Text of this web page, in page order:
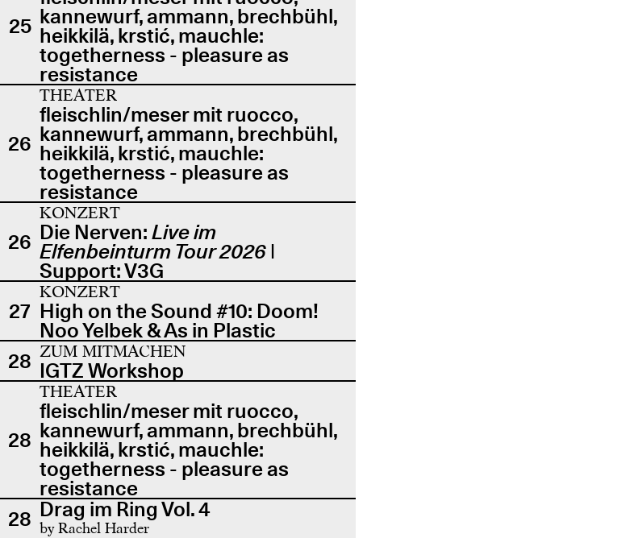
25 kannewurf, ammann, brechbühl,
heikkilä, krstić, mauchle:
togetherness - pleasure as
resistance
26
THEATER
fleischlin/meser mit ruocco,
kannewurf, ammann, brechbühl,
heikkilä, krstić, mauchle:
togetherness - pleasure as
resistance
26
KONZERT
Die Nerven:Live im
Elfenbeinturm Tour 2026 |
Support: V3G
27
KONZERT
High on the Sound #10: Doom!
Noo Yelbek & As in Plastic
28 ZUM MITMACHEN
IGTZ Workshop
28
THEATER
fleischlin/meser mit ruocco,
kannewurf, ammann, brechbühl,
heikkilä, krstić, mauchle:
togetherness - pleasure as
resistance
28 Drag im Ring Vol. 4
by Rachel Harder